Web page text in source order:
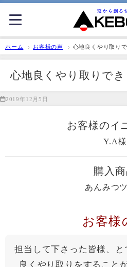
ホーム お客様の声 心地良くやり取り
心地良くやり取りで
2019年12月5日
お客様のイ
Y.A様
購入
あんみつ
お客様
担当して下さった皆様、
良くやり取りをすること